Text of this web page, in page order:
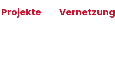
Projekte Vernetzung